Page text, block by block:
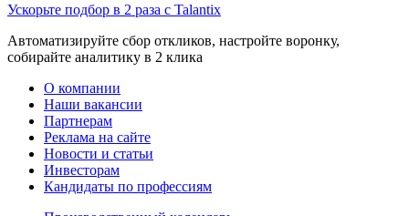
Ускорьте подбор в 2 раза с Talantix
Автоматизируйте сбор откликов, настройте воронку,
собирайте аналитику в 2 клика
О компании
Наши вакансии
Партнерам
Реклама на сайте
Новости и статьи
Инвесторам
Кандидаты по профессиям